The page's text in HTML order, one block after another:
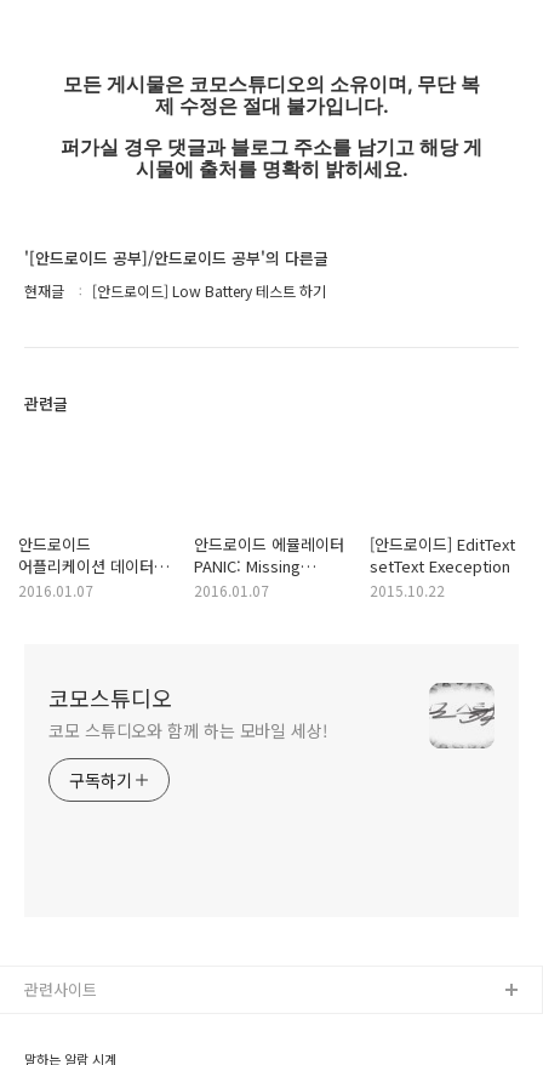
모든 게시물은 코모스튜디오의 소유이며, 무단 복
제 수정은 절대 불가입니다.
퍼가실 경우 댓글과 블로그 주소를 남기고 해당 게
시물에 출처를 명확히 밝히세요.
'[안드로이드 공부]/안드로이드 공부'의 다른글
현재글 [안드로이드] Low Battery 테스트 하기
관련글
안드로이드
어플리케이션 데이터
삭제
2016.01.07
안드로이드 에뮬레이터
PANIC: Missing
emulator engine
2016.01.07
[안드로이드] EditText
setText Exeception
2015.10.22
코모스튜디오
코모 스튜디오와 함께 하는 모바일 세상!
구독하기
말하는 알람 시계
관련사이트